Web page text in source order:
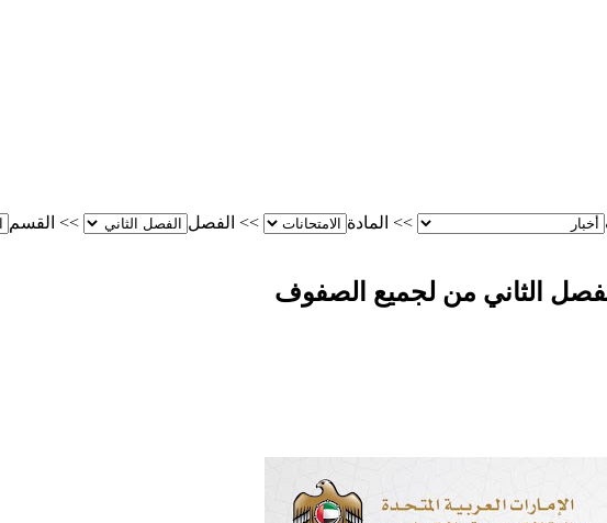
>> المادة >> الفصل >> القسم
الثاني من لجميع الصفوف